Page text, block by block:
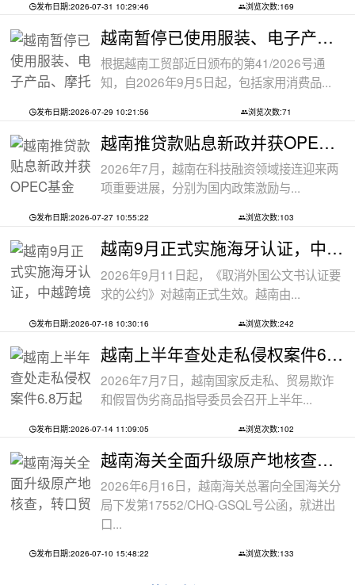
发布日期:2026-07-31 10:29:46 浏览次数:169
越南暂停已使用服装、电子产品、摩托车
根据越南工贸部近日颁布的第41/2026号通
知，自2026年9月5日起，包括家用消费品...
发布日期:2026-07-29 10:21:56 浏览次数:71
越南推贷款贴息新政并获OPEC基金5000万美
2026年7月，越南在科技融资领域接连迎来两
项重要进展，分别为国内政策激励与...
发布日期:2026-07-27 10:55:22 浏览次数:103
越南9月正式实施海牙认证，中越跨境文件
2026年9月11日起，《取消外国公文书认证要
求的公约》对越南正式生效。越南由...
发布日期:2026-07-18 10:30:16 浏览次数:242
越南上半年查处走私侵权案件6.8万起
2026年7月7日，越南国家反走私、贸易欺诈
和假冒伪劣商品指导委员会召开上半年...
发布日期:2026-07-14 11:09:05 浏览次数:102
越南海关全面升级原产地核查，转口贸易
2026年6月16日，越南海关总署向全国海关分
局下发第17552/CHQ-GSQL号公函，就进出
口...
发布日期:2026-07-10 15:48:22 浏览次数:133